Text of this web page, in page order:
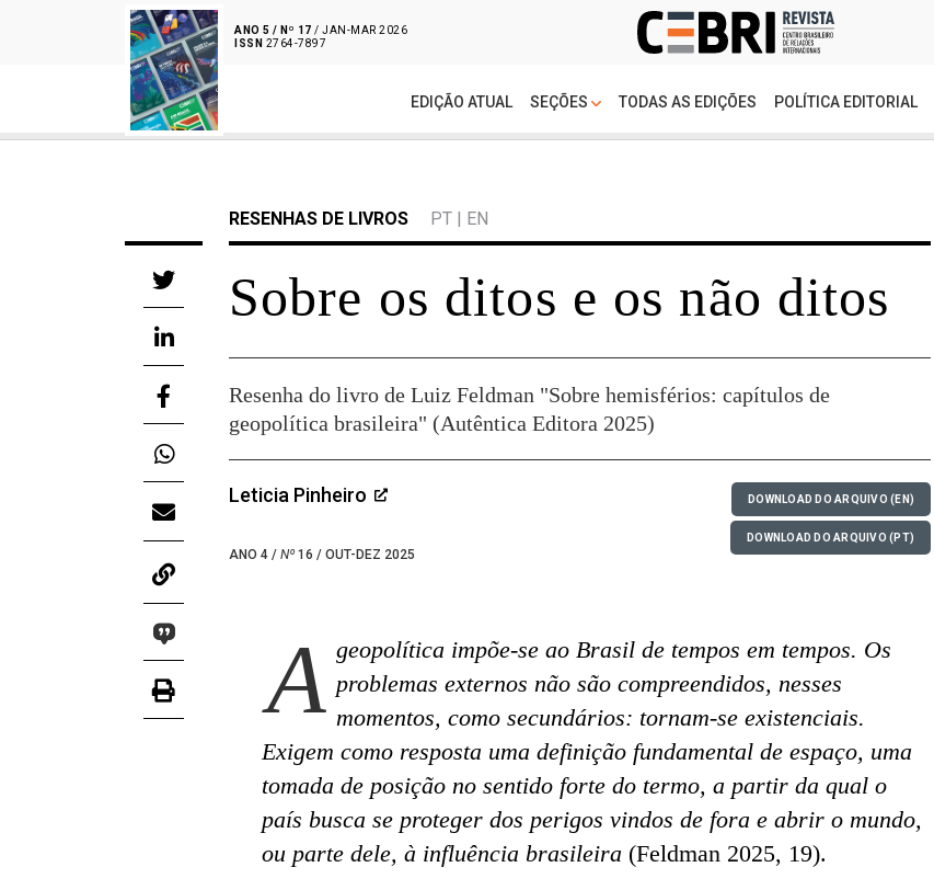
ANO 5 / Nº 17 / JAN-MAR 2026
ISSN 2764-7897
EDIÇÃO ATUAL SEÇÕES TODAS AS EDIÇÕES POLÍTICA EDITORIAL
RESENHAS DE LIVROS PT | EN
Sobre os ditos e os não ditos
Resenha do livro de Luiz Feldman "Sobre hemisférios: capítulos de
geopolítica brasileira" (Autêntica Editora 2025)
Leticia Pinheiro
ANO 4 / Nº 16 / OUT-DEZ 2025
DOWNLOAD DO ARQUIVO (EN)
DOWNLOAD DO ARQUIVO (PT)
A geopolítica impõe-se ao Brasil de tempos em tempos. Os
problemas externos não são compreendidos, nesses
momentos, como secundários: tornam-se existenciais.
Exigem como resposta uma definição fundamental de espaço, uma
tomada de posição no sentido forte do termo, a partir da qual o
país busca se proteger dos perigos vindos de fora e abrir o mundo,
ou parte dele, à influência brasileira (Feldman 2025, 19).